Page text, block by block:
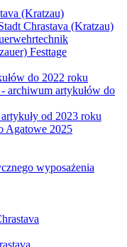
(Kratzau)
Chrastava (Kratzau)
Festtage
do 2022 roku
archiwum artykułów do
od 2023 roku
Agatowe 2025
wyposażenia